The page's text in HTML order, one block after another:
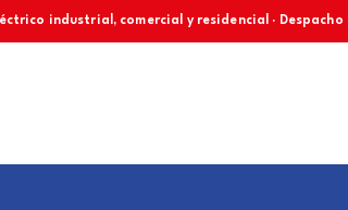
industrial, comercial y residencial · Despacho